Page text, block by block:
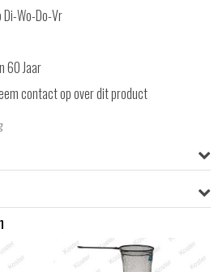
Di-Wo-Do-Vr
60 Jaar
contact op over dit product